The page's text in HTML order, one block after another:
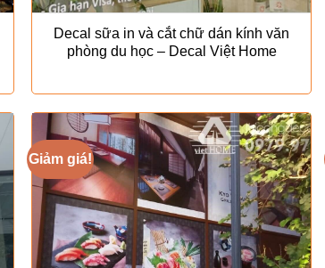
Decal sữa in và cắt chữ dán kính văn
phòng du học – Decal Việt Home
Giảm giá!